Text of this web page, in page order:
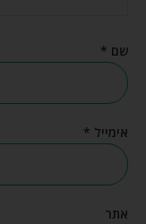
שם *
אימייל *
אתר